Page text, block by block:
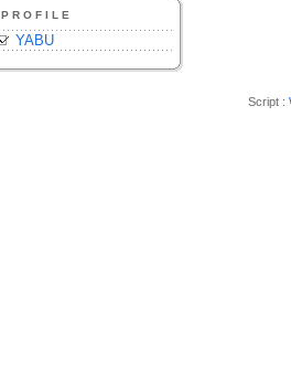
PROFILE
YABU
Script :